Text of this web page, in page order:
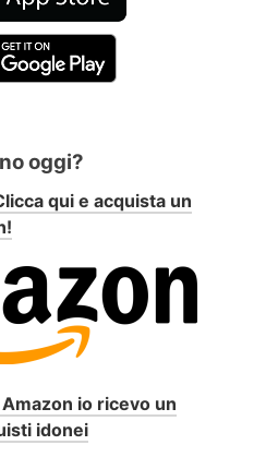
oggi?
qui e acquista un
io ricevo un
idonei